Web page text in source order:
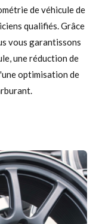
de véhicule de
qualifiés. Grâce
vous garantissons
une réduction de
optimisation de